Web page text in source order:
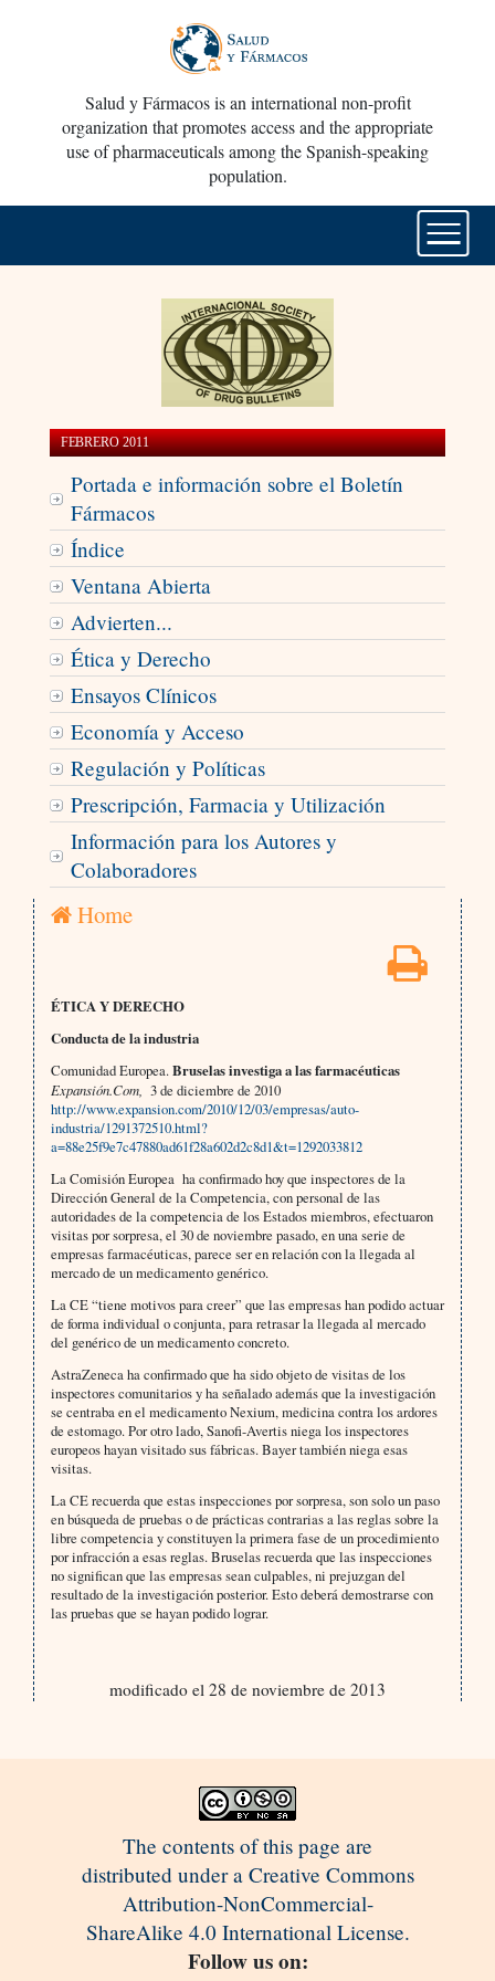
Salud y Fármacos is an international non-profit
organization that promotes access and the appropriate
use of pharmaceuticals among the Spanish-speaking
population.
FEBRERO 2011
Portada e información sobre el Boletín
Fármacos
Índice
Ventana Abierta
Advierten...
Ética y Derecho
Ensayos Clínicos
Economía y Acceso
Regulación y Políticas
Prescripción, Farmacia y Utilización
Información para los Autores y
Colaboradores
Home
ÉTICA Y DERECHO
Conducta de la industria
Comunidad Europea.Bruselas investiga a las farmacéuticas
Expansión.Com, 3 de diciembre de 2010
http://www.expansion.com/2010/12/03/empresas/auto-
industria/1291372510.html?
a=88e25f9e7c47880ad61f28a602d2c8d1&t=1292033812
La Comisión Europea ha confirmado hoy que inspectores de la
Dirección General de la Competencia, con personal de las
autoridades de la competencia de los Estados miembros, efectuaron
visitas por sorpresa, el 30 de noviembre pasado, en una serie de
empresas farmacéuticas, parece ser en relación con la llegada al
mercado de un medicamento genérico.
La CE “tiene motivos para creer” que las empresas han podido actuar
de forma individual o conjunta, para retrasar la llegada al mercado
del genérico de un medicamento concreto.
AstraZeneca ha confirmado que ha sido objeto de visitas de los
inspectores comunitarios y ha señalado además que la investigación
se centraba en el medicamento Nexium, medicina contra los ardores
de estomago. Por otro lado, Sanofi-Avertis niega los inspectores
europeos hayan visitado sus fábricas. Bayer también niega esas
visitas.
La CE recuerda que estas inspecciones por sorpresa, son solo un paso
en búsqueda de pruebas o de prácticas contrarias a las reglas sobre la
libre competencia y constituyen la primera fase de un procedimiento
por infracción a esas reglas. Bruselas recuerda que las inspecciones
no significan que las empresas sean culpables, ni prejuzgan del
resultado de la investigación posterior. Esto deberá demostrarse con
las pruebas que se hayan podido lograr.
modificado el 28 de noviembre de 2013
The contents of this page are
distributed under a Creative Commons
Attribution-NonCommercial-
ShareAlike 4.0 International License.
Follow us on: